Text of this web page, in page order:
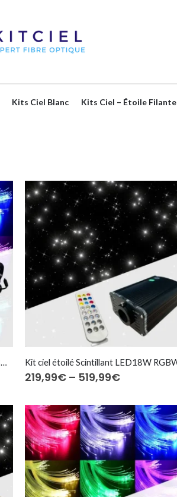
Kits Ciel Blanc Kits Ciel – Étoile Filante
Kit ciel étoilé LED6W compact RGBW BT⎜200 à 600 fibres optiques
219,99€ – 519,99€Price
through
519,99€